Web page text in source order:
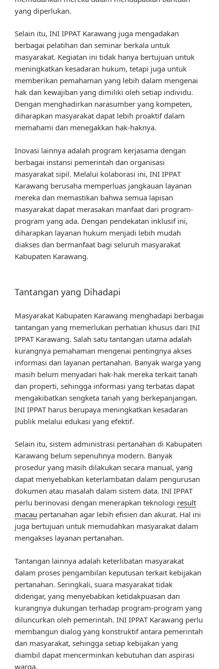
yang diperlukan.
Selain itu, INI IPPAT Karawang juga mengadakan
berbagai pelatihan dan seminar berkala untuk
masyarakat. Kegiatan ini tidak hanya bertujuan untuk
meningkatkan kesadaran hukum, tetapi juga untuk
memberikan pemahaman yang lebih dalam mengenai
hak dan kewajiban yang dimiliki oleh setiap individu.
Dengan menghadirkan narasumber yang kompeten,
diharapkan masyarakat dapat lebih proaktif dalam
memahami dan menegakkan hak-haknya.
Inovasi lainnya adalah program kerjasama dengan
berbagai instansi pemerintah dan organisasi
masyarakat sipil. Melalui kolaborasi ini, INI IPPAT
Karawang berusaha memperluas jangkauan layanan
mereka dan memastikan bahwa semua lapisan
masyarakat dapat merasakan manfaat dari program-
program yang ada. Dengan pendekatan inklusif ini,
diharapkan layanan hukum menjadi lebih mudah
diakses dan bermanfaat bagi seluruh masyarakat
Kabupaten Karawang.
Tantangan yang Dihadapi
Masyarakat Kabupaten Karawang menghadapi berbagai
tantangan yang memerlukan perhatian khusus dari INI
IPPAT Karawang. Salah satu tantangan utama adalah
kurangnya pemahaman mengenai pentingnya akses
informasi dan layanan pertanahan. Banyak warga yang
masih belum menyadari hak-hak mereka terkait tanah
dan properti, sehingga informasi yang terbatas dapat
mengakibatkan sengketa tanah yang berkepanjangan.
INI IPPAT harus berupaya meningkatkan kesadaran
publik melalui edukasi yang efektif.
Selain itu, sistem administrasi pertanahan di Kabupaten
Karawang belum sepenuhnya modern. Banyak
prosedur yang masih dilakukan secara manual, yang
dapat menyebabkan keterlambatan dalam pengurusan
dokumen atau masalah dalam sistem data. INI IPPAT
perlu berinovasi dengan menerapkan teknologi result
macau pertanahan agar lebih efisien dan akurat. Hal ini
juga bertujuan untuk memudahkan masyarakat dalam
mengakses layanan pertanahan.
Tantangan lainnya adalah keterlibatan masyarakat
dalam proses pengambilan keputusan terkait kebijakan
pertanahan. Seringkali, suara masyarakat tidak
didengar, yang menyebabkan ketidakpuasan dan
kurangnya dukungan terhadap program-program yang
diluncurkan oleh pemerintah. INI IPPAT Karawang perlu
membangun dialog yang konstruktif antara pemerintah
dan masyarakat, sehingga setiap kebijakan yang
diambil dapat mencerminkan kebutuhan dan aspirasi
warga.